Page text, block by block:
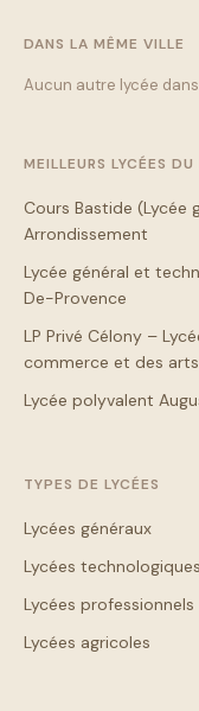
DANS LA MÊME VILLE
Aucun autre lycée
MEILLEURS LYCÉES
Cours Bastide (Lycée
Arrondissement
Lycée général et
De-Provence
LP Privé Célony –
commerce et des
Lycée polyvalent
TYPES DE LYCÉES
Lycées généraux
Lycées technologiques
Lycées professionnels
Lycées agricoles